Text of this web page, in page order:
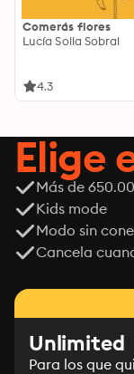
Comerás flores
Lucía Solla Sobral
4.3
Elige
Más de
Kids mode
Modo sin
Cancela
Unlimited
Para los que